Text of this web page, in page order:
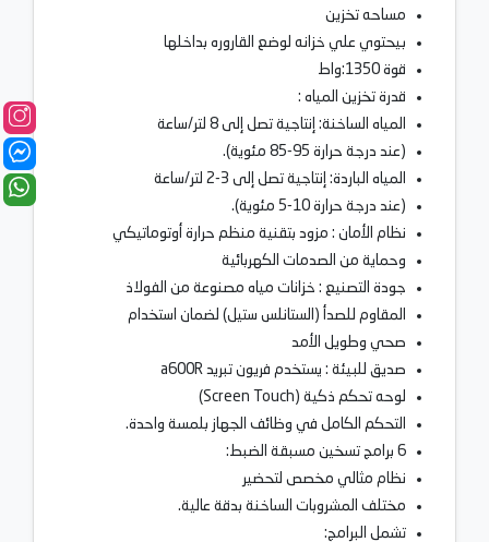
مساحه تخزين
بيحتوي علي خزانه لوضع القاروره بداخلها
قوة 1350:واط
قدرة تخزين المياه :
المياه الساخنة: إنتاجية تصل إلى 8 لتر/ساعة
(عند درجة حرارة 95-85 مئوية).
المياه الباردة: إنتاجية تصل إلى 3-2 لتر/ساعة
(عند درجة حرارة 10-5 مئوية).
نظام الأمان : مزود بتقنية منظم حرارة أوتوماتيكي
وحماية من الصدمات الكهربائية
جودة التصنيع : خزانات مياه مصنوعة من الفولاذ
المقاوم للصدأ (الستانلس ستيل) لضمان استخدام
صحي وطويل الأمد
صديق للبيئة : يستخدم فريون تبريد a600R
لوحه تحكم ذكية (Screen Touch)
التحكم الكامل في وظائف الجهاز بلمسة واحدة.
6 برامج تسخين مسبقة الضبط:
نظام مثالي مخصص لتحضير
مختلف المشروبات الساخنة بدقة عالية.
تشمل البرامج: